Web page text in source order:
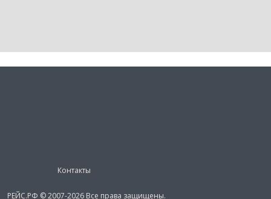
Контакты
РЕЙС.РФ © 2007-2026 Все права защищены.